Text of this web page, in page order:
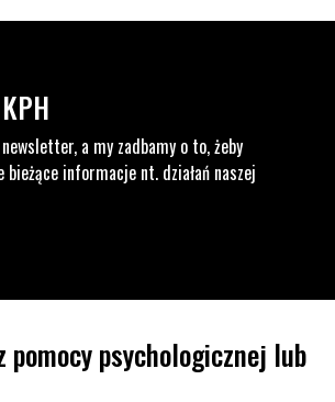
a my zadbamy o to, żeby
bieżące informacje nt. działań naszej
pomocy psychologicznej lub